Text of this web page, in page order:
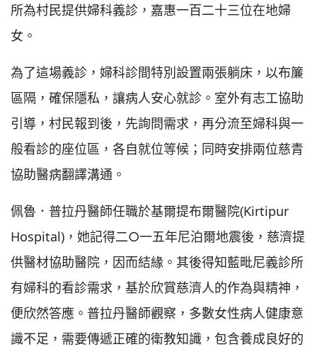
所為村民提供婦科義診，嘉惠一百二十三位在地婦
女。
為了這場義診，婦科診間特別設置兩張躺床，以布簾
區隔，確保隱私，讓病人安心就診。室外有志工協助
引導，村民報到後，先詢問需求，再分流至婦科與一
般看診的座位區，各自就位等候；同時安排兩位慈青
協助醫病翻譯溝通。
佩魯．普拉丹醫師任職於基爾提布爾醫院(Kirtipur
Hospital)，她記得二○一五年尼泊爾地震後，慈濟提
供醫材協助醫院，因而結緣。其後得知藍毗尼義診所
有婦科的看診需求，基於欣賞慈濟人的作為與精神，
便欣然答應。普拉丹醫師觀察，多數女性病人健康意
識不足，需要傳遞正確的衛教知識，包含養成良好的